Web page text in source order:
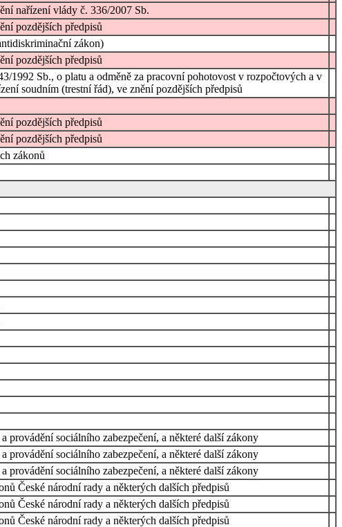
nařízení vlády č. 336/2007 Sb.
pozdějších předpisů
zákon)
pozdějších předpisů
1992 Sb., o platu a odměně za pracovní pohotovost v rozpočtových a v
soudním (trestní řád), ve znění pozdějších předpisů
pozdějších předpisů
pozdějších předpisů
zákonů
provádění sociálního zabezpečení, a některé další zákony
provádění sociálního zabezpečení, a některé další zákony
provádění sociálního zabezpečení, a některé další zákony
České národní rady a některých dalších předpisů
České národní rady a některých dalších předpisů
České národní rady a některých dalších předpisů